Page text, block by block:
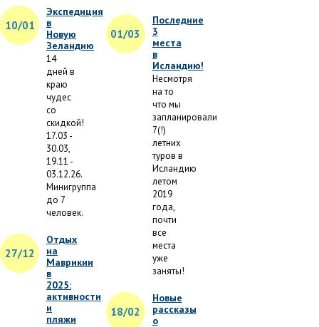
10/01
Экспедиция
в
Новую
Зеландию
14
дней в
краю
чудес
со
скидкой!
17.03 -
30.03,
19.11 -
03.12.26.
Минигруппа
до 7
человек.
27/12
Отдых
на
Маврикии
в
2025:
активности
и
пляжи
01/03
Последние
3
места
в
Исландию!
Несмотря
на то
что мы
запланировали
7(!)
летних
туров в
Исландию
летом
2019
года,
почти
все
места
уже
заняты!
18/02
Новые
рассказы
о